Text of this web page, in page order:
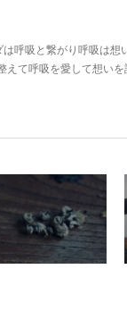
呼吸と繋がり呼吸は想
て呼吸を愛して想い